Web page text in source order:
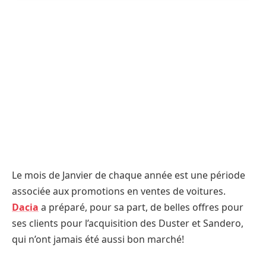
Le mois de Janvier de chaque année est une période
associée aux promotions en ventes de voitures.
Dacia a préparé, pour sa part, de belles offres pour
ses clients pour l’acquisition des Duster et Sandero,
qui n’ont jamais été aussi bon marché!